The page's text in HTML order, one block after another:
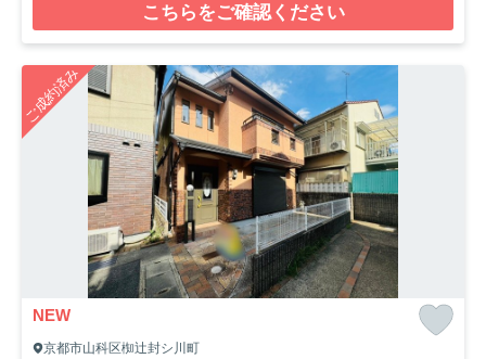
こちらをご確認ください
ご成約済み
NEW
京都市山科区椥辻封シ川町